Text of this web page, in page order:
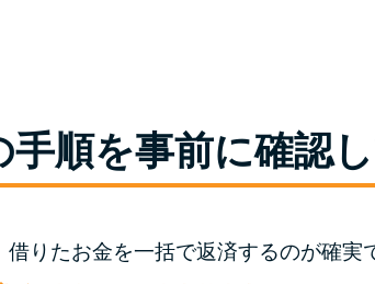
順を事前に確認
りたお金を一括で返済するのが確実